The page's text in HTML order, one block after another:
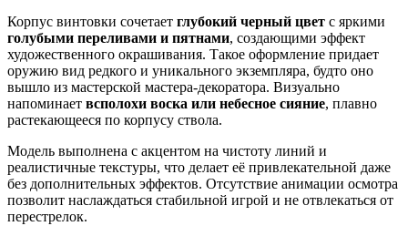
Корпус винтовки сочетает глубокий черный цвет с яркими
голубыми переливами и пятнами, создающими эффект
художественного окрашивания. Такое оформление придает
оружию вид редкого и уникального экземпляра, будто оно
вышло из мастерской мастера-декоратора. Визуально
напоминает всполохи воска или небесное сияние, плавно
растекающееся по корпусу ствола.
Модель выполнена с акцентом на чистоту линий и
реалистичные текстуры, что делает её привлекательной даже
без дополнительных эффектов. Отсутствие анимации осмотра
позволит наслаждаться стабильной игрой и не отвлекаться от
перестрелок.